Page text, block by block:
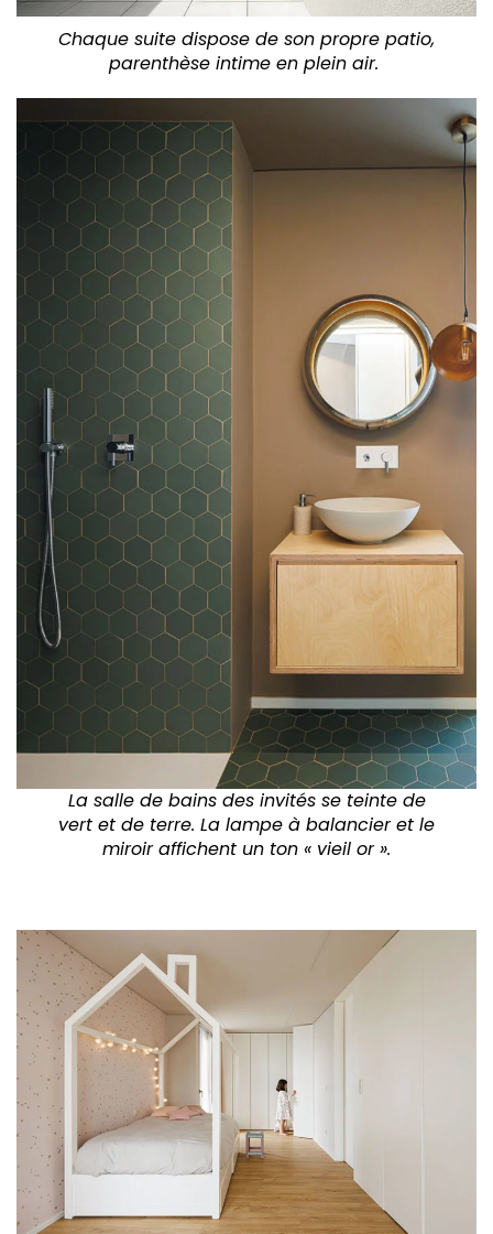
Chaque suite dispose de son propre patio,
parenthèse intime en plein air.
La salle de bains des invités se teinte de
vert et de terre. La lampe à balancier et le
miroir affichent un ton « vieil or ».